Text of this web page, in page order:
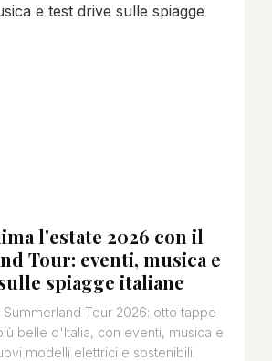
l'estate 2026 con il
Tour: eventi, musica e
spiagge italiane
Summerland Tour 2026: otto tappe
belle d'Italia, con eventi, musica e
modelli elettrici e sostenibili.